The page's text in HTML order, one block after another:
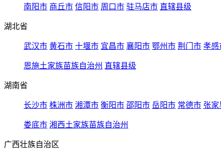
南阳市 商丘市 信阳市 周口市 驻马店市 直辖县级
湖北省
武汉市 黄石市 十堰市 宜昌市 襄阳市 鄂州市 荆门市 孝感
恩施土家族苗族自治州 直辖县级
湖南省
长沙市 株洲市 湘潭市 衡阳市 邵阳市 岳阳市 常德市 张家
娄底市 湘西土家族苗族自治州
广西壮族自治区